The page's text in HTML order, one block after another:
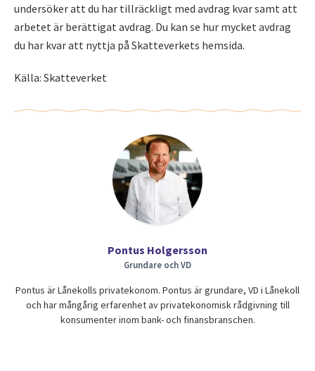
undersöker att du har tillräckligt med avdrag kvar samt att
arbetet är berättigat avdrag. Du kan se hur mycket avdrag
du har kvar att nyttja på Skatteverkets hemsida.
Källa: Skatteverket
Pontus Holgersson
Grundare och VD
Pontus är Lånekolls privatekonom. Pontus är grundare, VD i Lånekoll
och har mångårig erfarenhet av privatekonomisk rådgivning till
konsumenter inom bank- och finansbranschen.